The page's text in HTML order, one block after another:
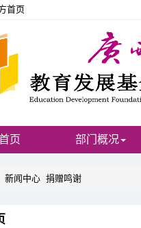
首页
页 部门概况
新闻中心 捐赠鸣谢